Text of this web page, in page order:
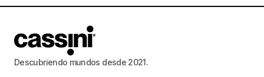
Descubriendo mundos desde 2021.